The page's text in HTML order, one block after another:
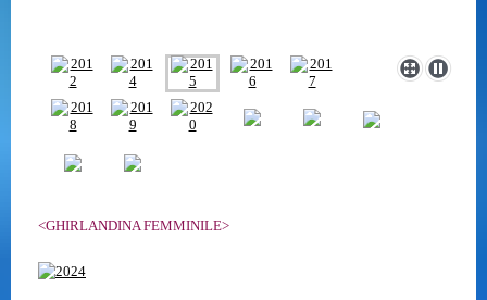
<GHIRLANDINA FEMMINILE>